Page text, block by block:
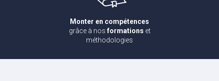
Monter en compétences
grâce à nosformations et
méthodologies